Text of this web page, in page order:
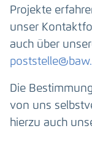
Projekte
unser
auch über
Die
von uns
hierzu auch